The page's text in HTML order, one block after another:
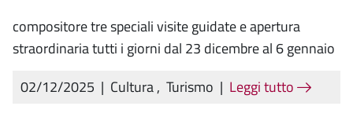
compositore tre speciali visite guidate e apertura
straordinaria tutti i giorni dal 23 dicembre al 6 gennaio
02/12/2025 | Cultura, Turismo | Leggi tutto